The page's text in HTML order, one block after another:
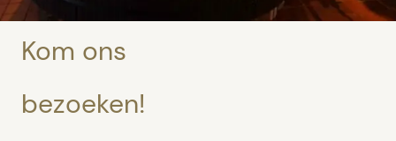
Kom ons
bezoeken!